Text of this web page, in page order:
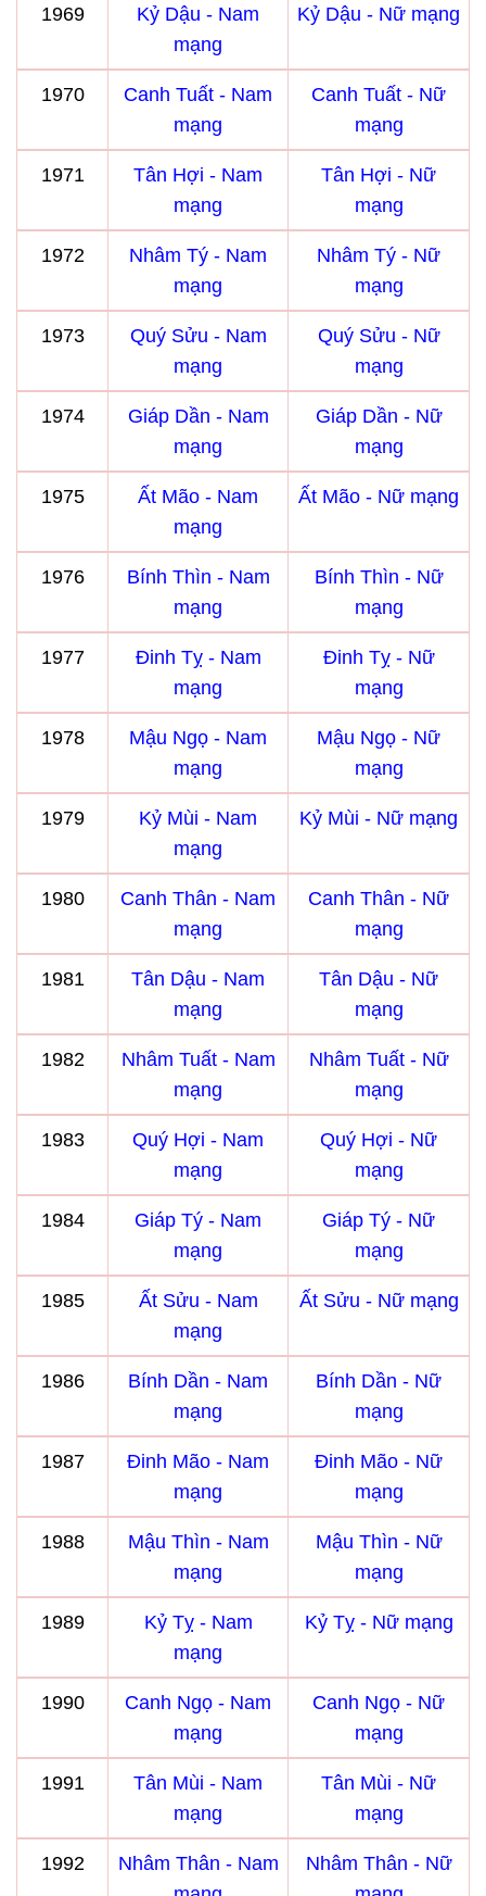
1969
Kỷ Dậu - Nam
mạng
Kỷ Dậu - Nữ mạng
1970
Canh Tuất - Nam
mạng
Canh Tuất - Nữ
mạng
1971
Tân Hợi - Nam
mạng
Tân Hợi - Nữ
mạng
1972
Nhâm Tý - Nam
mạng
Nhâm Tý - Nữ
mạng
1973
Quý Sửu - Nam
mạng
Quý Sửu - Nữ
mạng
1974
Giáp Dần - Nam
mạng
Giáp Dần - Nữ
mạng
1975
Ất Mão - Nam
mạng
Ất Mão - Nữ mạng
1976
Bính Thìn - Nam
mạng
Bính Thìn - Nữ
mạng
1977
Đinh Tỵ - Nam
mạng
Đinh Tỵ - Nữ
mạng
1978
Mậu Ngọ - Nam
mạng
Mậu Ngọ - Nữ
mạng
1979
Kỷ Mùi - Nam
mạng
Kỷ Mùi - Nữ mạng
1980
Canh Thân - Nam
mạng
Canh Thân - Nữ
mạng
1981
Tân Dậu - Nam
mạng
Tân Dậu - Nữ
mạng
1982
Nhâm Tuất - Nam
mạng
Nhâm Tuất - Nữ
mạng
1983
Quý Hợi - Nam
mạng
Quý Hợi - Nữ
mạng
1984
Giáp Tý - Nam
mạng
Giáp Tý - Nữ
mạng
1985
Ất Sửu - Nam
mạng
Ất Sửu - Nữ mạng
1986
Bính Dần - Nam
mạng
Bính Dần - Nữ
mạng
1987
Đinh Mão - Nam
mạng
Đinh Mão - Nữ
mạng
1988
Mậu Thìn - Nam
mạng
Mậu Thìn - Nữ
mạng
1989
Kỷ Tỵ - Nam
mạng
Kỷ Tỵ - Nữ mạng
1990
Canh Ngọ - Nam
mạng
Canh Ngọ - Nữ
mạng
1991
Tân Mùi - Nam
mạng
Tân Mùi - Nữ
mạng
1992
Nhâm Thân - Nam
Nhâm Thân - Nữ